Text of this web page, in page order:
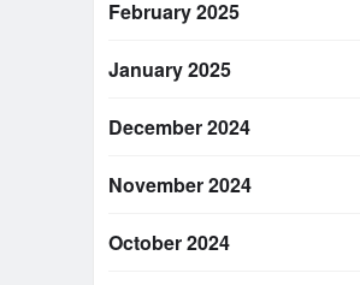
February 2025
January 2025
December 2024
November 2024
October 2024